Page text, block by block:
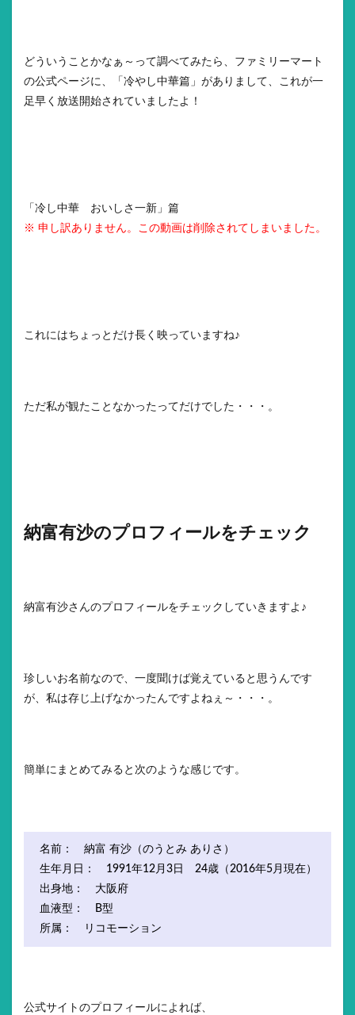
どういうことかなぁ～って調べてみたら、ファミリーマート
の公式ページに、「冷やし中華篇」がありまして、これが一
足早く放送開始されていましたよ！
「冷し中華 おいしさ一新」篇
※ 申し訳ありません。この動画は削除されてしまいました。
これにはちょっとだけ長く映っていますね♪
ただ私が観たことなかったってだけでした・・・。
納富有沙のプロフィールをチェック
納富有沙さんのプロフィールをチェックしていきますよ♪
珍しいお名前なので、一度聞けば覚えていると思うんです
が、私は存じ上げなかったんですよねぇ～・・・。
簡単にまとめてみると次のような感じです。
名前： 納富 有沙（のうとみ ありさ）
生年月日： 1991年12月3日 24歳（2016年5月現在）
出身地： 大阪府
血液型： B型
所属： リコモーション
公式サイトのプロフィールによれば、